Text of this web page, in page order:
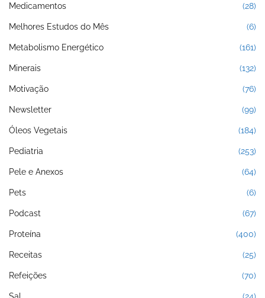
Medicamentos (28)
Melhores Estudos do Mês (6)
Metabolismo Energético (161)
Minerais (132)
Motivação (76)
Newsletter (99)
Óleos Vegetais (184)
Pediatria (253)
Pele e Anexos (64)
Pets (6)
Podcast (67)
Proteína (400)
Receitas (25)
Refeições (70)
Sal (24)